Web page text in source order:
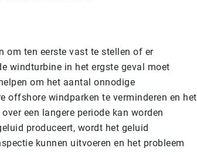
om ten eerste vast te stellen of er
windturbine in het ergste geval moet
om het aantal onnodige
offshore windparken te verminderen en het
een langere periode kan worden
produceert, wordt het geluid
kunnen uitvoeren en het probleem